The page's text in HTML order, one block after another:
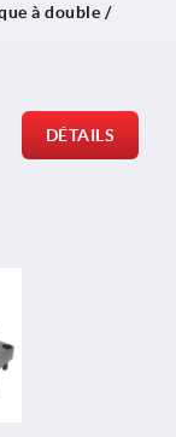
à double /
DÉTAILS